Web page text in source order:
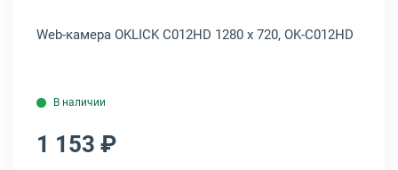
Web-камера OKLICK C012HD 1280 x 720, OK-C012HD
В наличии
1 153 ₽